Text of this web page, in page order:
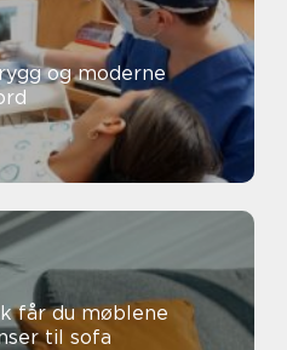
og moderne
får du møblene
til sofa